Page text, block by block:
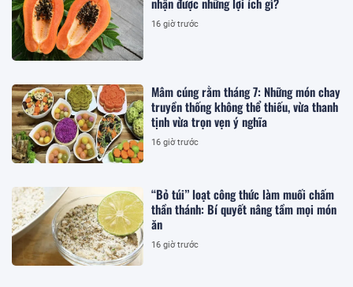
16 giờ trước
Mâm cúng rằm tháng 7: Những món chay
truyền thống không thể thiếu, vừa thanh
tịnh vừa trọn vẹn ý nghĩa
16 giờ trước
“Bỏ túi” loạt công thức làm muối chấm
thần thánh: Bí quyết nâng tầm mọi món
ăn
16 giờ trước